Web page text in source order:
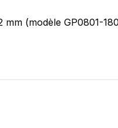
(modèle GP0801-